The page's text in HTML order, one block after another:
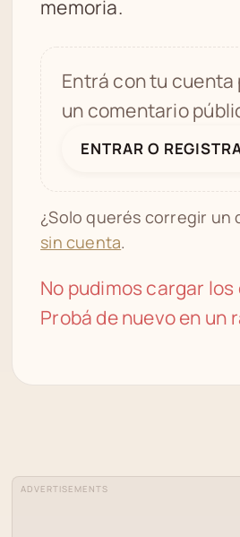
memoria.
Entrá con tu cuenta
un comentario
ENTRAR O
¿Solo querés corregir un
sin cuenta.
No pudimos cargar
Probá de nuevo en un
ADVERTISEMENTS